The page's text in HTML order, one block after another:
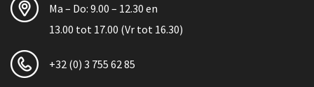
Ma – Do: 9.00 – 12.30 en
13.00 tot 17.00 (Vr tot 16.30)
+32 (0) 3 755 62 85